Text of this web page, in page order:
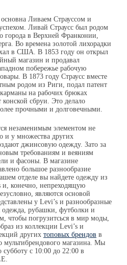
Ливаем Страуссом и
Ливай Страусс был родом
города в Верхней Франконии,
Во времена золотой лихорадки
в США. В 1853 году он открыл
магазин и продавал
побережье рабочую
В 1873 году Страусс вместе
родом из Риги, подал патент
на рабочих брюках
конской сбруи. Это делало
прочными и долговечными.
незаменимым элементом не
и у множества других
джинсовую одежду. Зато за
требованиям и веяниям
и фасоны. В магазине
большое разнообразие
отделе вы найдете одежду из
и, конечно, непреходящую
являются основой
у Levi’s и разнообразные
одежда, рубашки, футболки и
чтобы погрузитсься в мир моды,
из коллекции Levi’s и
других топовых брендов в
мультибрендового магазина. Мы
с 10:00 до 22:00 в